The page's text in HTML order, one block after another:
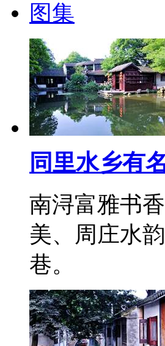
图集
同里水乡有
南浔富雅书
美、周庄水
巷。